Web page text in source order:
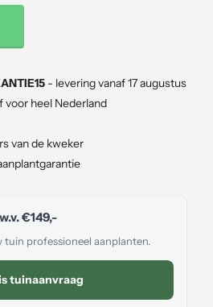
- levering vanaf 17 augustus
voor heel Nederland
van de kweker
€149,-
professioneel aanplanten.
tuinaanvraag